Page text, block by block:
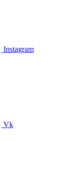
Instagram
Vk